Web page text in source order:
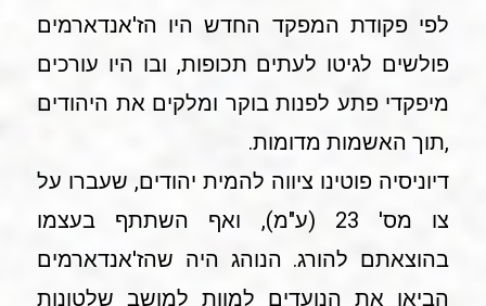
לפי פקודת המפקד החדש היו הז'אנדארמים
פולשים לגיטו לעתים תכופות, ובו היו עורכים
מיפקדי פתע לפנות בוקר ומלקים את היהודים
,תוך האשמות מדומות.
דיוניסיה פוטינו ציווה להמית יהודים, שעברו על
צו מס' 23 (ע"מ), ואף השתתף בעצמו
בהוצאתם להורג. הנוהג היה שהז'אנדארמים
הביאו את הנועדים למוות למושב שלטונות